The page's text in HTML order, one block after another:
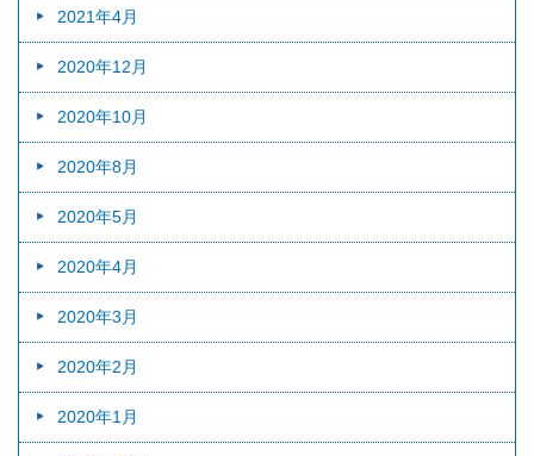
2021年4月
2020年12月
2020年10月
2020年8月
2020年5月
2020年4月
2020年3月
2020年2月
2020年1月